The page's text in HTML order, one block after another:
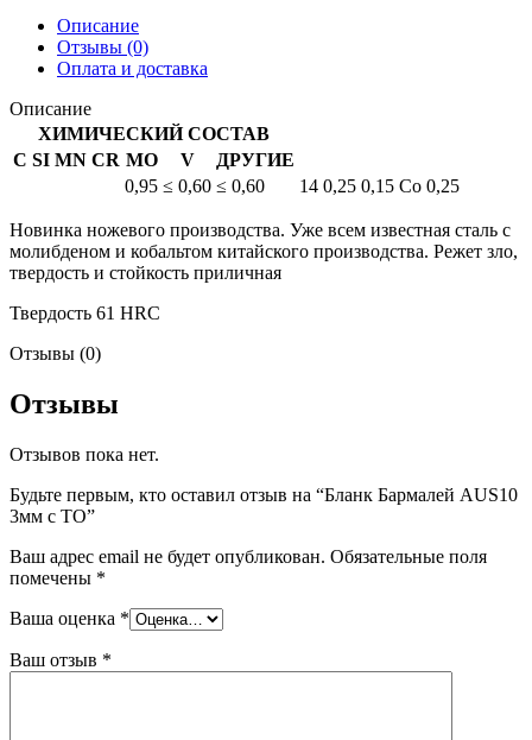
Описание
Отзывы (0)
Оплата и доставка
Описание
ХИМИЧЕСКИЙ СОСТАВ
C SI MN CR MO V
ДРУГИЕ
0,95 ≤ 0,60 ≤ 0,60 14 0,25 0,15 Co 0,25
Новинка ножевого производства. Уже всем известная сталь с
молибденом и кобальтом китайского производства. Режет зло,
твердость и стойкость приличная
Твердость 61 HRC
Отзывы (0)
Отзывы
Отзывов пока нет.
Будьте первым, кто оставил отзыв на “Бланк Бармалей AUS10
3мм с ТО”
Ваш адрес email не будет опубликован. Обязательные поля
помечены *
Ваша оценка *
Ваш отзыв *